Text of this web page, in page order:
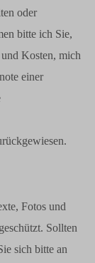
oder
bitte ich Sie,
Kosten, mich
einer
Fotos und
Sollten
sich bitte an